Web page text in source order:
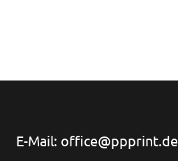
E-Mail: office@ppprint.de